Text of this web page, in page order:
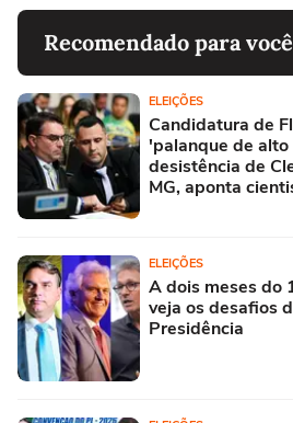
Recomendado para você
ELEIÇÕES
Candidatura de
'palanque de
desistência de
MG, aponta
ELEIÇÕES
A dois meses do
veja os desafios
Presidência